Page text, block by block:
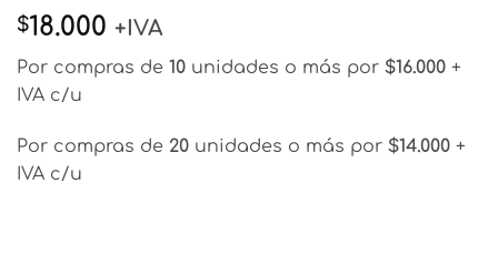
$18.000 +IVA
Por compras de 10 unidades o más por $16.000 +
IVA c/u
Por compras de 20 unidades o más por $14.000 +
IVA c/u